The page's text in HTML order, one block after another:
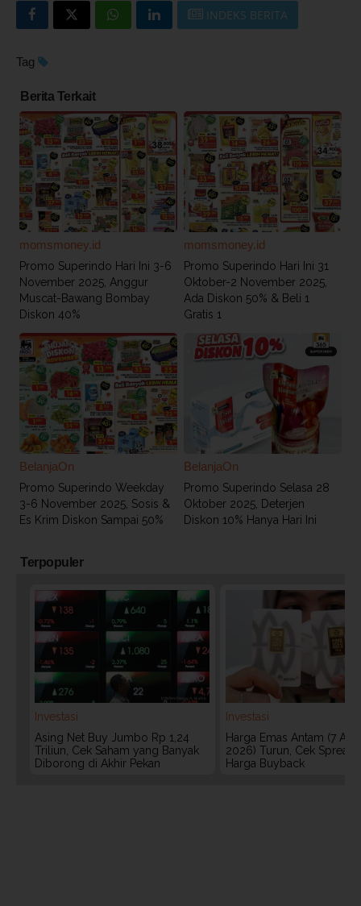
INDEKS BERITA
Tag
Berita Terkait
momsmoney.id
Promo Superindo Hari Ini 3-6
November 2025, Anggur
Muscat-Bawang Bombay
Diskon 40%
momsmoney.id
Promo Superindo Hari Ini 31
Oktober-2 November 2025,
Ada Diskon 50% & Beli 1
Gratis 1
BelanjaOn
Promo Superindo Weekday
3-6 November 2025, Sosis &
Es Krim Diskon Sampai 50%
BelanjaOn
Promo Superindo Selasa 28
Oktober 2025, Deterjen
Diskon 10% Hanya Hari Ini
Terpopuler
Investasi
Asing Net Buy Jumbo Rp 1,24
Triliun, Cek Saham yang Banyak
Diborong di Akhir Pekan
Investasi
Harga Emas Antam (7
2026) Turun, Cek Spread
Harga Buyback